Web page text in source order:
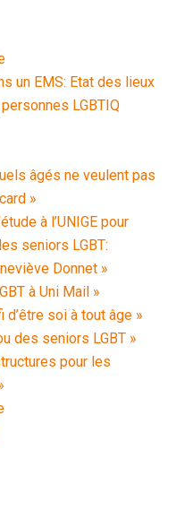
un EMS: Etat des lieux
LGBTIQ
âgés ne veulent pas
»
à l’UNIGE pour
seniors LGBT:
Donnet »
à Uni Mail »
d’être soi à tout âge »
des seniors LGBT »
pour les